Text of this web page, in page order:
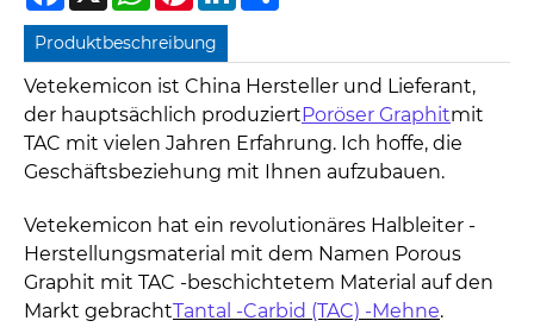
Produktbeschreibung
Vetekemicon ist China Hersteller und Lieferant,
der hauptsächlich produziertPoröser Graphitmit
TAC mit vielen Jahren Erfahrung. Ich hoffe, die
Geschäftsbeziehung mit Ihnen aufzubauen.
Vetekemicon hat ein revolutionäres Halbleiter -
Herstellungsmaterial mit dem Namen Porous
Graphit mit TAC -beschichtetem Material auf den
Markt gebrachtTantal -Carbid (TAC) -Mehne.